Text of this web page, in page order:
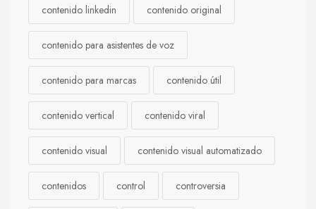
contenido linkedin contenido original
contenido para asistentes de voz
contenido para marcas contenido útil
contenido vertical contenido viral
contenido visual contenido visual automatizado
contenidos control controversia